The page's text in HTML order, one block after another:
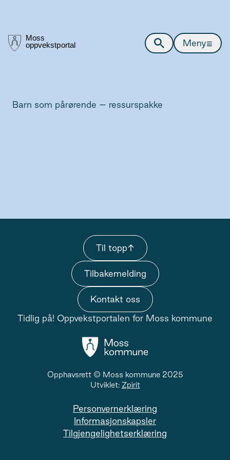
Meny≡
Barn som pårørende – ressurspakke
Tidlig på! Oppvekstportalen for Moss kommune
Tilbakemelding
Kontakt oss
Til topp↑
Opphavsrett © Moss kommune 2025
Utviklet: Zpirit
Personvernerklæring
Informasjonskapsler
Tilgjengelighetserklæring